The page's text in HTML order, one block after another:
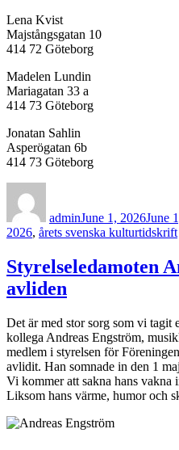
Lena Kvist
Majstångsgatan 10
414 72 Göteborg
Madelen Lundin
Mariagatan 33 a
414 73 Göteborg
Jonatan Sahlin
Asperögatan 6b
414 73 Göteborg
adminJune 1, 2026June
2026, årets svenska kulturtidskrift
Styrelseledamoten
avliden
Det är med stor sorg som vi tagit
kollega Andreas Engström,
medlem i styrelsen för
avlidit. Han somnade in den 1
Vi kommer att sakna hans vakna
Liksom hans värme, humor och